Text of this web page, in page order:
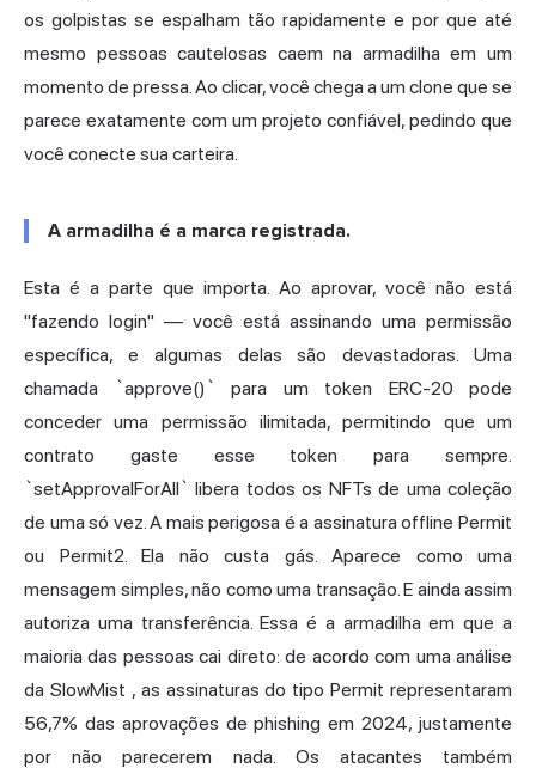
os golpistas se espalham tão rapidamente e por que até
mesmo pessoas cautelosas caem na armadilha em um
momento de pressa. Ao clicar, você chega a um clone que se
parece exatamente com um projeto confiável, pedindo que
você conecte sua carteira.
A armadilha é a marca registrada.
Esta é a parte que importa. Ao aprovar, você não está
"fazendo login" — você está assinando uma permissão
específica, e algumas delas são devastadoras. Uma
chamada `approve()` para um token ERC-20 pode
conceder uma permissão ilimitada, permitindo que um
contrato gaste esse token para sempre.
`setApprovalForAll` libera todos os NFTs de uma coleção
de uma só vez. A mais perigosa é a assinatura offline Permit
ou Permit2. Ela não custa gás. Aparece como uma
mensagem simples, não como uma transação. E ainda assim
autoriza uma transferência. Essa é a armadilha em que a
maioria das pessoas cai direto: de acordo com uma análise
da SlowMist , as assinaturas do tipo Permit representaram
56,7% das aprovações de phishing em 2024, justamente
por não parecerem nada. Os atacantes também